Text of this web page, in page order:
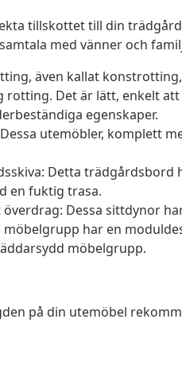
tillskottet till din
med vänner och
även kallat
rotting. Det är lätt, enkelt
egenskaper.
utemöbler, komplett
Detta trädgårdsbord
en fuktig trasa.
Dessa sittdynor
möbelgrupp har en
möbelgrupp.
på din utemöbel